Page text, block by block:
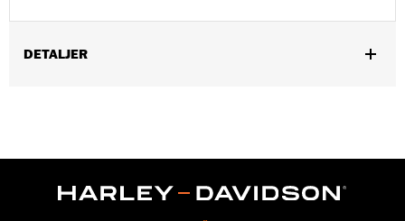
DETALJER
d.com/warrantyfor full details
Material:
Cotton